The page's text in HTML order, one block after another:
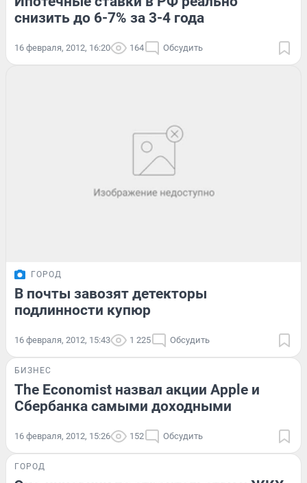
снизить до 6-7% за 3-4 года
16 февраля, 2012, 16:20 164 Обсудить
ГОРОД
В почты завозят детекторы
подлинности купюр
16 февраля, 2012, 15:43 1 225 Обсудить
БИЗНЕС
The Economist назвал акции Apple и
Сбербанка самыми доходными
16 февраля, 2012, 15:26 152 Обсудить
ГОРОД